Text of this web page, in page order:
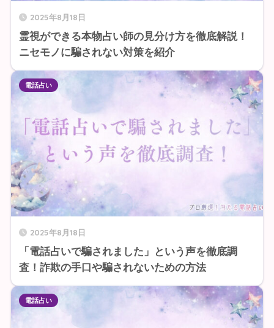
2025年8月18日
霊視ができる本物占い師の見分け方を徹底解説！
ニセモノに騙されない対策を紹介
2025年8月18日
「電話占いで騙されました」という声を徹底調
査！詐欺の手口や騙されないための方法
電話占い
電話占い